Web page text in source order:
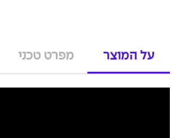
על המוצר מפרט טכני